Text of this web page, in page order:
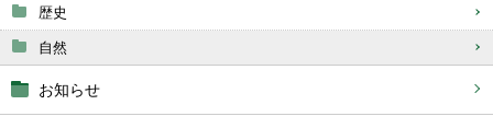
歴史
自然
お知らせ